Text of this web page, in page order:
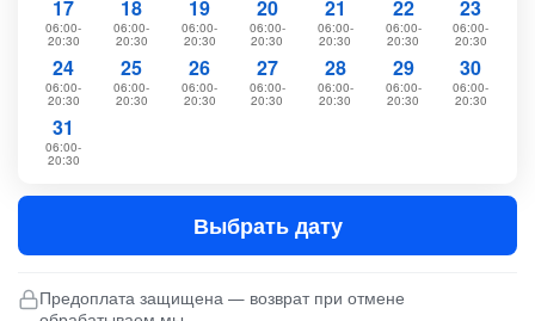
17
06:00-
20:30
18
06:00-
20:30
19
06:00-
20:30
20
06:00-
20:30
21
06:00-
20:30
22
06:00-
20:30
23
06:00-
20:30
24
06:00-
20:30
25
06:00-
20:30
26
06:00-
20:30
27
06:00-
20:30
28
06:00-
20:30
29
06:00-
20:30
30
06:00-
20:30
31
06:00-
20:30
Выбрать дату
Предоплата защищена — возврат при отмене